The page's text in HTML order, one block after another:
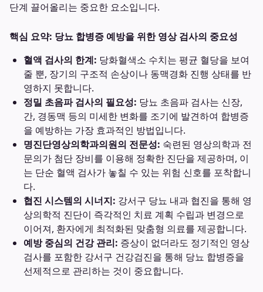
단계 끌어올리는 중요한 요소입니다.
핵심 요약: 당뇨 합병증 예방을 위한 영상 검사의 중요성
혈액 검사의 한계: 당화혈색소 수치는 평균 혈당을 보여
줄 뿐, 장기의 구조적 손상이나 동맥경화 진행 상태를 반
영하지 못합니다.
정밀 초음파 검사의 필요성: 당뇨 초음파 검사는 신장,
간, 경동맥 등의 미세한 변화를 조기에 발견하여 합병증
을 예방하는 가장 효과적인 방법입니다.
명진단영상의학과의원의 전문성: 숙련된 영상의학과 전
문의가 첨단 장비를 이용해 정확한 진단을 제공하며, 이
는 단순 혈액 검사가 놓칠 수 있는 위험 신호를 포착합니
다.
협진 시스템의 시너지: 강서구 당뇨 내과 협진을 통해 영
상의학적 진단이 즉각적인 치료 계획 수립과 변경으로
이어져, 환자에게 최적화된 맞춤형 의료를 제공합니다.
예방 중심의 건강 관리: 증상이 없더라도 정기적인 영상
검사를 포함한 강서구 건강검진을 통해 당뇨 합병증을
선제적으로 관리하는 것이 중요합니다.